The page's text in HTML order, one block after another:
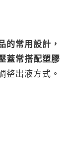
的常用設計，
蓋常搭配塑膠
整出液方式。